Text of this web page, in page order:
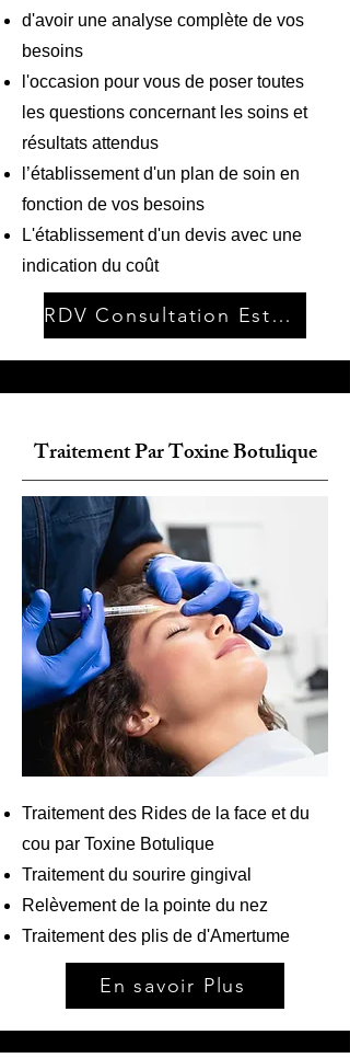
d'avoir une analyse complète de vos
besoins
l'occasion pour vous de poser toutes
les questions concernant les soins et
résultats attendus
l’établissement d'un plan de soin en
fonction de vos besoins
L'établissement d'un devis avec une
indication du coût
RDV Consultation Esthétique
Traitement Par Toxine Botulique
Traitement des Rides de la face et du
cou par Toxine Botulique
Traitement du sourire gingival
Relèvement de la pointe du nez
Traitement des plis de d'Amertume
En savoir Plus